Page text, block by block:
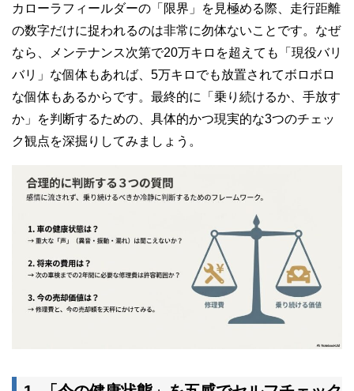
カローラフィールダーの「限界」を見極める際、走行距離
の数字だけに捉われるのは非常に勿体ないことです。なぜ
なら、メンテナンス次第で20万キロを超えても「現役バリ
バリ」な個体もあれば、5万キロでも放置されてボロボロ
な個体もあるからです。最終的に「乗り続けるか、手放す
か」を判断するための、具体的かつ現実的な3つのチェッ
ク観点を深掘りしてみましょう。